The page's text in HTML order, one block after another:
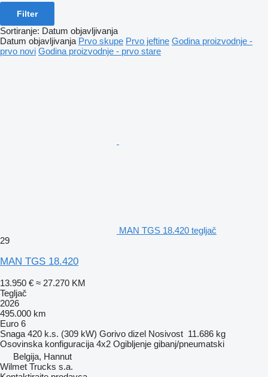
Filter
Sortiranje: Datum objavljivanja
Datum objavljivanja Prvo skupe Prvo jeftine Godina proizvodnje -
prvo novi Godina proizvodnje - prvo stare
MAN TGS 18.420 tegljač
29
MAN TGS 18.420
13.950 € ≈ 27.270 KM
Tegljač
2026
495.000 km
Euro 6
Snaga 420 k.s. (309 kW) Gorivo dizel Nosivost 11.686 kg
Osovinska konfiguracija 4x2 Ogibljenje gibanj/pneumatski
Belgija, Hannut
Wilmet Trucks s.a.